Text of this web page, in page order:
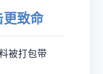
更致命
被打包带